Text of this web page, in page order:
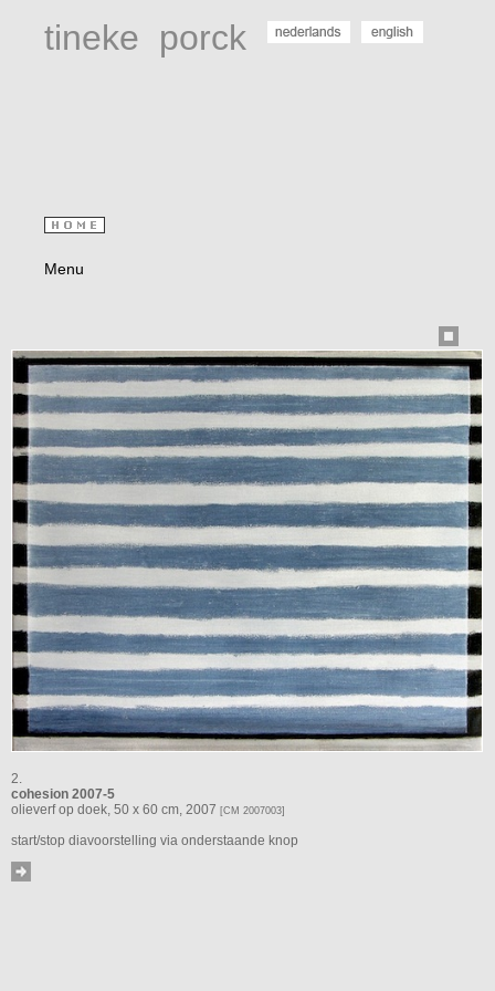
tineke porck
Menu
2.
cohesion 2007-5
olieverf op doek, 50 x 60 cm, 2007 [CM 2007003]
start/stop diavoorstelling via onderstaande knop